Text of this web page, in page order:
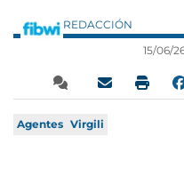
REDACCIÓN
15/06/
Agentes Virgili